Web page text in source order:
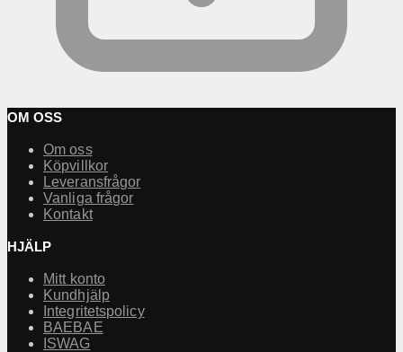
OM OSS
Om oss
Köpvillkor
Leveransfrågor
Vanliga frågor
Kontakt
HJÄLP
Mitt konto
Kundhjälp
Integritetspolicy
BAEBAE
ISWAG